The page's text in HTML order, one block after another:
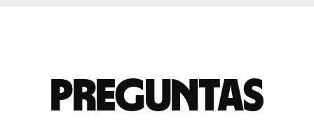
Preguntas